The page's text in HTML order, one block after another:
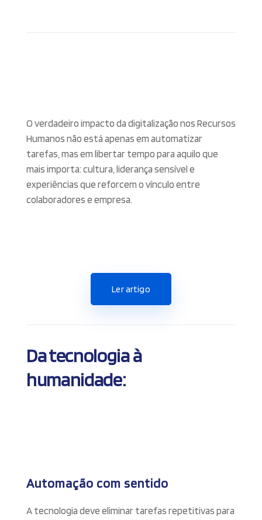
O verdadeiro impacto da digitalização nos Recursos
Humanos não está apenas em automatizar
tarefas, mas em libertar tempo para aquilo que
mais importa: cultura, liderança sensível e
experiências que reforcem o vínculo entre
colaboradores e empresa.
Ler artigo
Da tecnologia à
humanidade:
Automação com sentido
A tecnologia deve eliminar tarefas repetitivas para